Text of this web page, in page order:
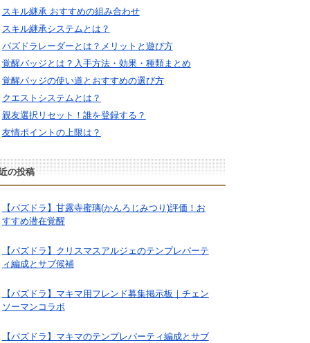
スキル継承 おすすめの組み合わせ
スキル継承システムとは？
パズドラレーダーとは？メリットと遊び方
覚醒バッジとは？入手方法・効果・種類まとめ
覚醒バッジの使い道とおすすめの選び方
クエストシステムとは？
親友選択リセット！誰を登録する？
友情ポイントの上限は？
の投稿
【パズドラ】甘露寺蜜璃(かんろじみつり)評価！お
すすめ潜在覚醒
【パズドラ】クリスマスアルジェのテンプレパーテ
ィ編成とサブ候補
【パズドラ】マキマ用フレンド募集掲示板｜チェン
ソーマンコラボ
【パズドラ】マキマのテンプレパーティ編成とサブ